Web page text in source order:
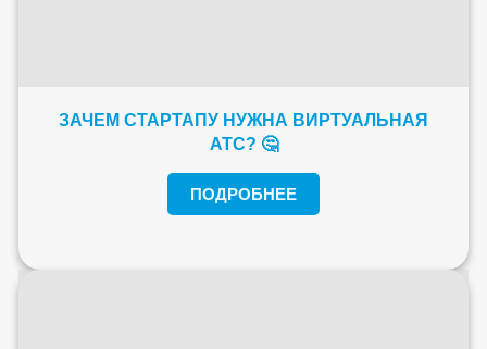
ЗАЧЕМ СТАРТАПУ НУЖНА ВИРТУАЛЬНАЯ
АТС? 🤔
ПОДРОБНЕЕ